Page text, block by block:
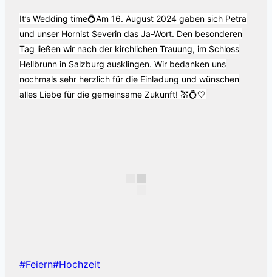
It’s Wedding time💍Am 16. August 2024 gaben sich Petra
und unser Hornist Severin das Ja-Wort. Den besonderen
Tag ließen wir nach der kirchlichen Trauung, im Schloss
Hellbrunn in Salzburg ausklingen. Wir bedanken uns
nochmals sehr herzlich für die Einladung und wünschen
alles Liebe für die gemeinsame Zukunft! 💒💍🤍
Schlagworte:
#Feiern#Hochzeit